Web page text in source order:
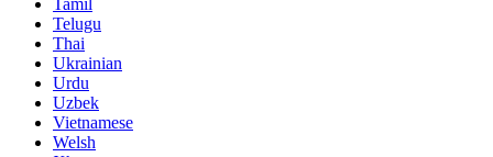
Tamil
Telugu
Thai
Ukrainian
Urdu
Uzbek
Vietnamese
Welsh